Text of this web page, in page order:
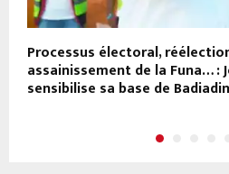
Processus électoral,
assainissement de la Funa… :
sensibilise sa base de